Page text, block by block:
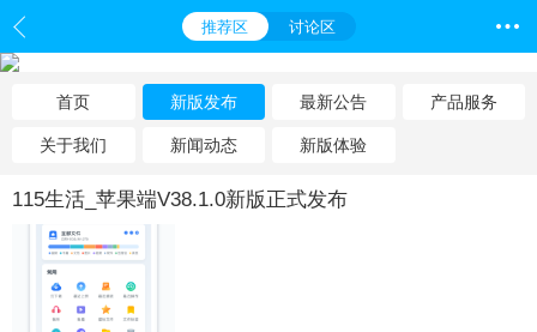
推荐区 讨论区
首页 新版发布 最新公告 产品服务
关于我们 新闻动态 新版体验
115生活_苹果端V38.1.0新版正式发布